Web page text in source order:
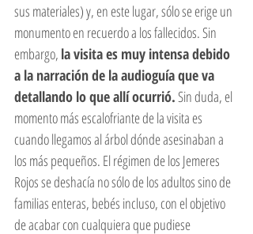
sus materiales) y, en este lugar, sólo se erige un
monumento en recuerdo a los fallecidos. Sin
embargo, la visita es muy intensa debido
a la narración de la audioguía que va
detallando lo que allí ocurrió. Sin duda, el
momento más escalofriante de la visita es
cuando llegamos al árbol dónde asesinaban a
los más pequeños. El régimen de los Jemeres
Rojos se deshacía no sólo de los adultos sino de
familias enteras, bebés incluso, con el objetivo
de acabar con cualquiera que pudiese